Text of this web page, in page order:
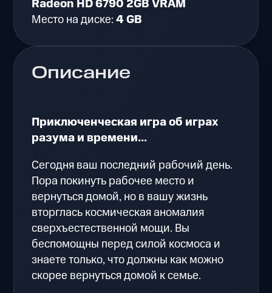
Описание
Приключенческая игра об играх
разума и времени...
Сегодня ваш последний рабочий день.
Пора покинуть рабочее место и
вернуться домой, но в вашу жизнь
вторглась космическая аномалия
сверхъестественной мощи. Вы
беспомощны перед силой космоса и
знаете только, что должны как можно
скорее вернуться домой к семье.
Radeon HD 6790 2GB VRAM
Место на диске:4 GB